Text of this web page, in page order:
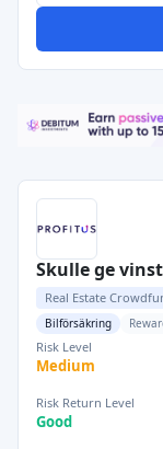
Skulle ge vinst
Real Estate
Bilförsäkring
Risk Level
Medium
Risk Return Level
Good